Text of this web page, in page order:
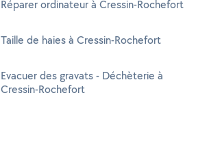
Réparer ordinateur à Cressin-Rochefort
Taille de haies à Cressin-Rochefort
Evacuer des gravats - Déchèterie à
Cressin-Rochefort